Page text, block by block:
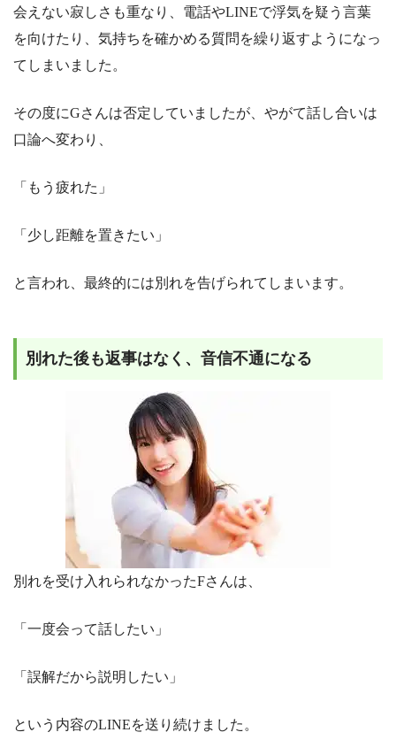
会えない寂しさも重なり、電話やLINEで浮気を疑う言葉
を向けたり、気持ちを確かめる質問を繰り返すようになっ
てしまいました。
その度にGさんは否定していましたが、やがて話し合いは
口論へ変わり、
「もう疲れた」
「少し距離を置きたい」
と言われ、最終的には別れを告げられてしまいます。
別れた後も返事はなく、音信不通になる
別れを受け入れられなかったFさんは、
「一度会って話したい」
「誤解だから説明したい」
という内容のLINEを送り続けました。